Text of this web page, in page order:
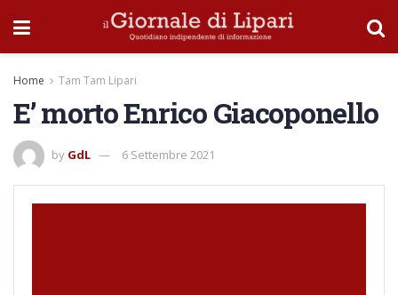
Home Tam Tam Lipari
E’ morto Enrico Giacoponello
by GdL 6 Settembre 2021